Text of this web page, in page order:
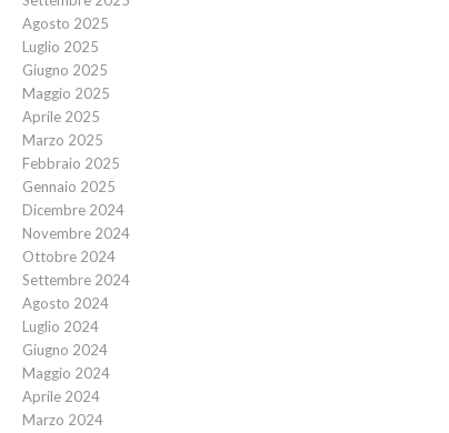
Agosto 2025
Luglio 2025
Giugno 2025
Maggio 2025
Aprile 2025
Marzo 2025
Febbraio 2025
Gennaio 2025
Dicembre 2024
Novembre 2024
Ottobre 2024
Settembre 2024
Agosto 2024
Luglio 2024
Giugno 2024
Maggio 2024
Aprile 2024
Marzo 2024